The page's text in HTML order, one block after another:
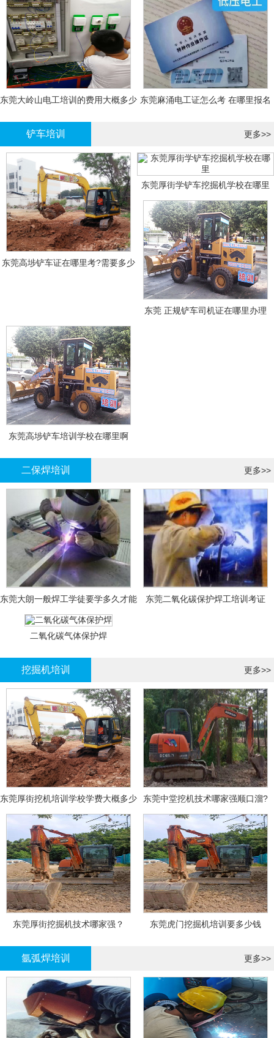
东莞大岭山电工培训的费用大概多少 东莞麻涌电工证怎么考 在哪里报名
铲车培训 更多>>
东莞高埗铲车证在哪里考?需要多少
东莞厚街学铲车挖掘机学校在哪里
东莞 正规铲车司机证在哪里办理
东莞高埗铲车培训学校在哪里啊
二保焊培训 更多>>
东莞大朗一般焊工学徒要学多久才能
拿证？
东莞二氧化碳保护焊工培训考证
二氧化碳气体保护焊
挖掘机培训 更多>>
东莞厚街挖机培训学校学费大概多少 东莞中堂挖机技术哪家强顺口溜?
东莞厚街挖掘机技术哪家强？ 东莞虎门挖掘机培训要多少钱
氩弧焊培训 更多>>